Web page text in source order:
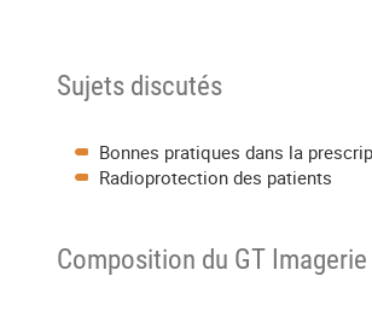
Sujets discutés
Bonnes pratiques dans la
Radioprotection des patients
Composition du GT